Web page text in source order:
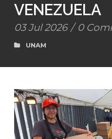
VENEZUELA
03 Jul 2026 / 0
UNAM